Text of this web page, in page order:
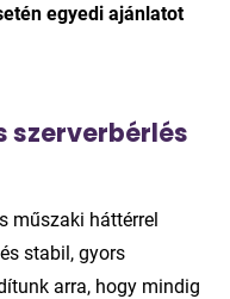
egyedi ajánlatot
szerverbérlés
műszaki háttérrel
stabil, gyors
arra, hogy mindig